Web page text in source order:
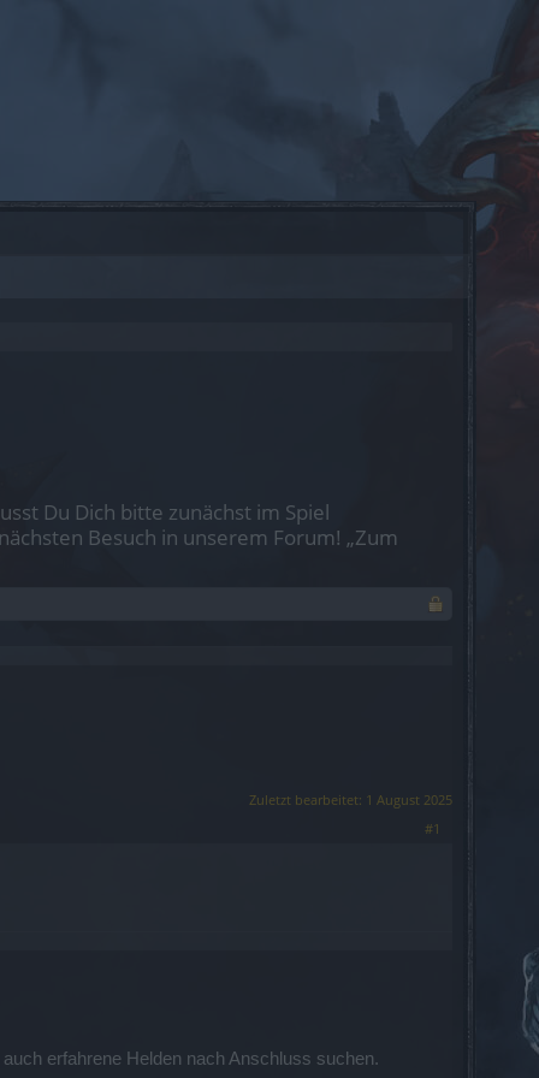
Du Dich bitte zunächst im Spiel
Besuch in unserem Forum! „Zum
Zuletzt bearbeitet: 1 August 2025
#1
erfahrene Helden nach Anschluss suchen.